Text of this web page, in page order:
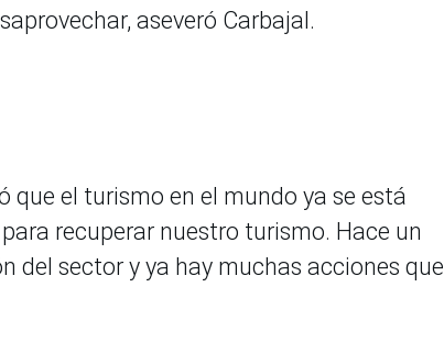
aseveró Carbajal.
el turismo en el mundo ya se está
recuperar nuestro turismo. Hace un
del sector y ya hay muchas acciones que